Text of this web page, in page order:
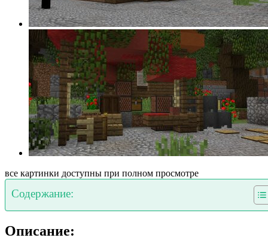
все картинки доступны при полном просмотре
Содержание:
Описание: